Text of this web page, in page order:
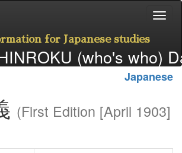
for Japanese studies
(who's who)
Japanese
(First Edition [April 1903]